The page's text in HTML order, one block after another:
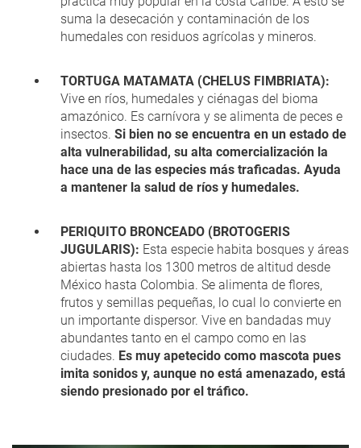
suma la desecación y contaminación de los
humedales con residuos agrícolas y mineros.
TORTUGA MATAMATA (CHELUS FIMBRIATA):
Vive en ríos, humedales y ciénagas del bioma
amazónico. Es carnívora y se alimenta de peces e
insectos. Si bien no se encuentra en un estado de
alta vulnerabilidad, su alta comercialización la
hace una de las especies más traficadas. Ayuda
a mantener la salud de ríos y humedales.
PERIQUITO BRONCEADO (BROTOGERIS
JUGULARIS): Esta especie habita bosques y áreas
abiertas hasta los 1300 metros de altitud desde
México hasta Colombia. Se alimenta de flores,
frutos y semillas pequeñas, lo cual lo convierte en
un importante dispersor. Vive en bandadas muy
abundantes tanto en el campo como en las
ciudades. Es muy apetecido como mascota pues
imita sonidos y, aunque no está amenazado, está
siendo presionado por el tráfico.